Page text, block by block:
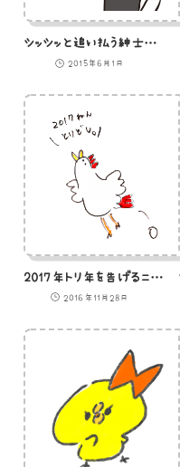
シッシッと追い払う紳士のイラスト
2015年6月1日
2017年トリ年を告げるニワトリのイラスト
2016年11月28日